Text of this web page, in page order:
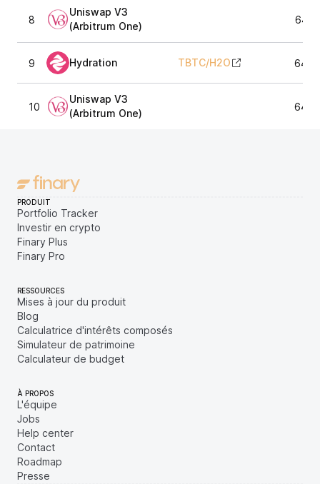
8
Uniswap V3
(Arbitrum One)
64
9 Hydration TBTC/H2O 64
10
Uniswap V3
(Arbitrum One)
64
PRODUIT
Portfolio Tracker
Investir en crypto
Finary Plus
Finary Pro
RESSOURCES
Mises à jour du produit
Blog
Calculatrice d'intérêts composés
Simulateur de patrimoine
Calculateur de budget
À PROPOS
L'équipe
Jobs
Help center
Contact
Roadmap
Presse